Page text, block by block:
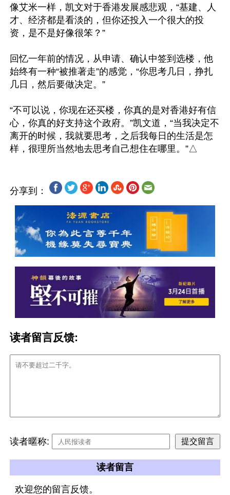
像艾米一样，凯文对于香港发展感悲观，“基建、人
才、经济都是看淡的，但你还投入一个很大的投
资，是不是好像很笨？”
回忆一年前的情况，从申请、确认中签到选楼，他
始终有一种“被推著走”的感觉，“你思考几日，挣扎
几日，然后要做决定。”
“不可以说，你现在还买楼，你真的是对香港好有信
心，你真的好支持这个政府。”凯文道，“当我决定不
离开的时候，我就要思考，之后我每日的生活是怎
分享到：
读者留言反馈:
读者暱称:
读者留言
欢迎您的留言反馈。